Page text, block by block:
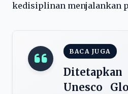
kedisiplinan menjalankan
BACA JUGA
Unesco